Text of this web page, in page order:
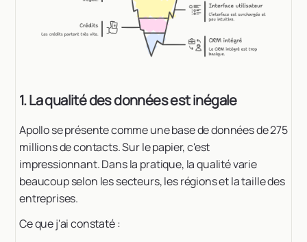
1. La qualité des données est inégale
Apollo se présente comme une base de données de 275
millions de contacts. Sur le papier, c'est
impressionnant. Dans la pratique, la qualité varie
beaucoup selon les secteurs, les régions et la taille des
entreprises.
Ce que j'ai constaté :